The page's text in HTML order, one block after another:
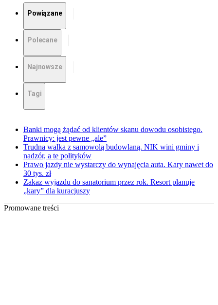
Powiązane
Polecane
Najnowsze
Tagi
Banki mogą żądać od klientów skanu dowodu osobistego.
Prawnicy: jest pewne „ale”
Trudna walka z samowolą budowlaną. NIK wini gminy i
nadzór, a te polityków
Prawo jazdy nie wystarczy do wynajęcia auta. Kary nawet do
30 tys. zł
Zakaz wyjazdu do sanatorium przez rok. Resort planuje
„kary” dla kuracjuszy
Promowane treści